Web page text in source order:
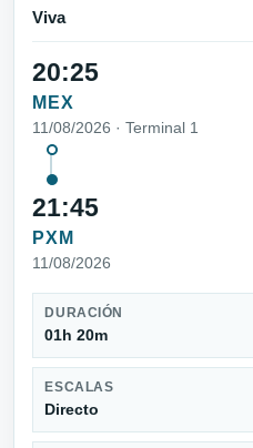
Viva
20:25
MEX
11/08/2026 · Terminal 1
21:45
PXM
11/08/2026
DURACIÓN
01h 20m
ESCALAS
Directo